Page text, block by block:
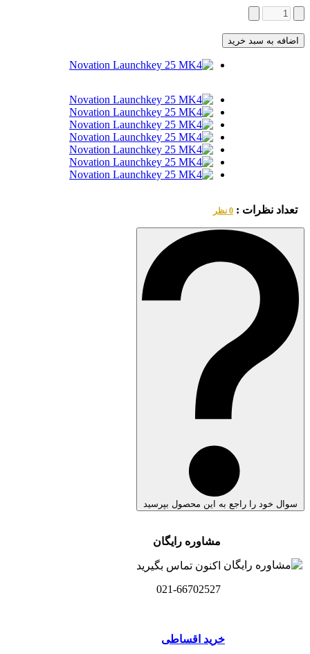
اضافه به سبد خرید
تعداد نظرات : 0 نظر
سوال خود را راجع به این محصول بپرسید
مشاوره رایگان
اکنون تماس بگیرید
021-66702527
خرید اقساطی